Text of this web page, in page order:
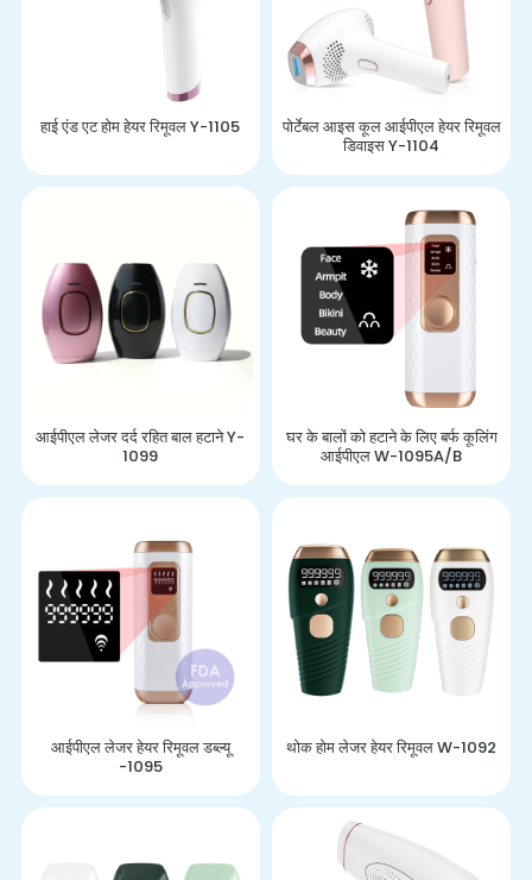
हाई एंड एट होम हेयर रिमूवल Y-1105
पोर्टेबल आइस कूल आईपीएल हेयर रिमूवल
डिवाइस Y-1104
आईपीएल लेजर दर्द रहित बाल हटाने Y-
1099
घर के बालों को हटाने के लिए बर्फ कूलिंग
आईपीएल W-1095A/B
आईपीएल लेजर हेयर रिमूवल डब्ल्यू
-1095
थोक होम लेजर हेयर रिमूवल W-1092